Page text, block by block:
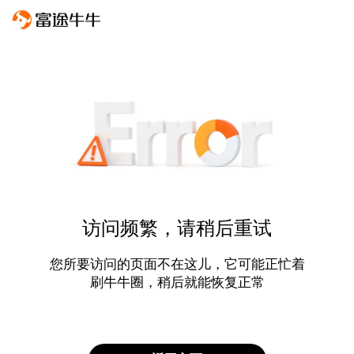
访问频繁，请稍后重试
您所要访问的页面不在这儿，它可能正忙着
刷牛牛圈，稍后就能恢复正常